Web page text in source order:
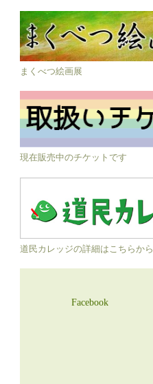
まくべつ絵画展
現在販売中のチケットです
道民カレッジの詳細はこちらから
Facebook